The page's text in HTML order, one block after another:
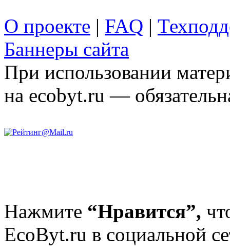
О проекте | FAQ |
Баннеры сайта
При использовании
на ecobyt.ru —
Нажмите “Нравится”,
EcoByt.ru в социальной